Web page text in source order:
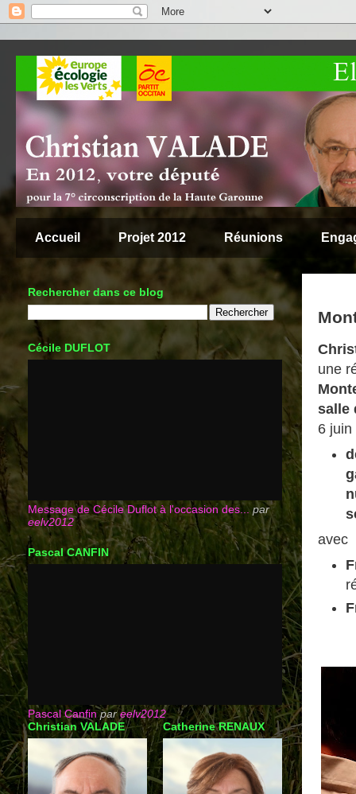
Accueil Projet 2012 Réunions
une
salle
6 juin
avec
Rechercher dans ce blog
Cécile DUFLOT
Message de Cécile Duflot à l'occasion des... par
eelv2012
Pascal CANFIN
Pascal Canfin pareelv2012
Christian VALADE
Catherine RENAUX